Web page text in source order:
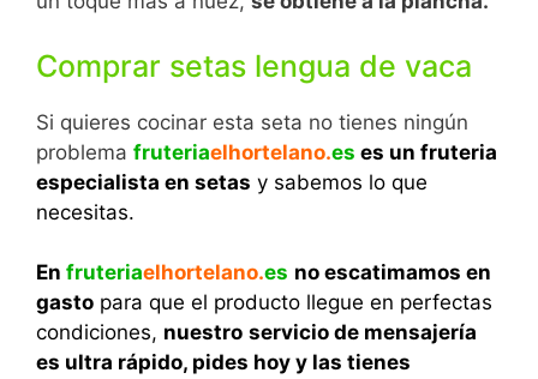
Comprar setas lengua de vaca
Si quieres cocinar esta seta no tienes ningún
problema fruteriaelhortelano.es es un fruteria
especialista en setas y sabemos lo que
necesitas.
En fruteriaelhortelano.es no escatimamos en
gasto para que el producto llegue en perfectas
condiciones, nuestro servicio de mensajería
es ultra rápido, pides hoy y las tienes